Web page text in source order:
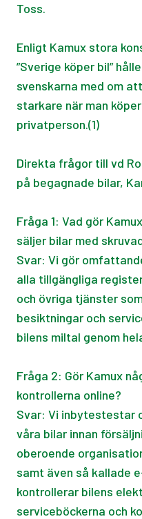
Toss.
Enligt Kamux stora
”Sverige köper bil”
svenskarna med om
starkare när man
privatperson.(1)
Direkta frågor till vd
på begagnade bilar,
Fråga 1: Vad gör
säljer bilar med
Svar: Vi gör
alla tillgängliga
och övriga tjänster
besiktningar och
bilens miltal genom
Fråga 2: Gör Kamux
kontrollerna online?
Svar: Vi inbytestestar
våra bilar innan
oberoende
samt även så kallade
kontrollerar bilens
serviceböckerna och